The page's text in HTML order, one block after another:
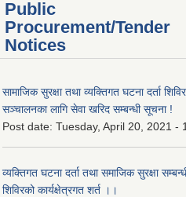
Public
Procurement/Tender
Notices
सामाजिक सुरक्षा तथा व्यक्तिगत घटना दर्ता शिविर
सञ्चालनका लागि सेवा खरिद सम्बन्धी सूचना !
Post date: Tuesday, April 20, 2021 -
व्यक्तिगत घटना दर्ता तथा समाजिक सुरक्षा
शिविरको कार्यक्षेत्रगत शर्त ।।